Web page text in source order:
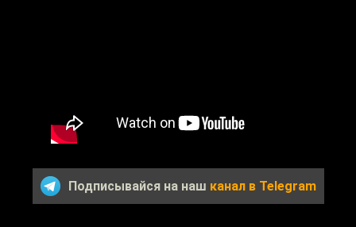
Подписывайся на наш канал в Telegram